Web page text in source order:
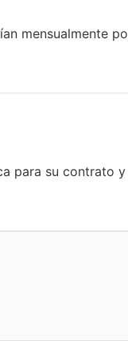
mensualmente
para su contrato